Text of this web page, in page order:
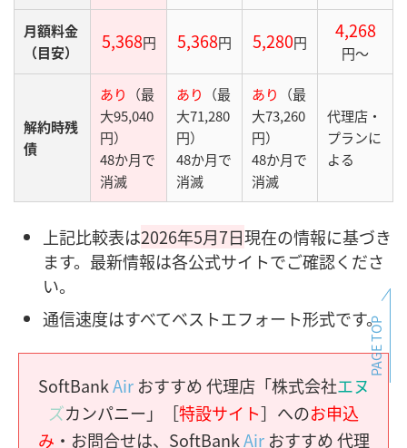
月額料金
（目安）
5,368円 5,368円 5,280円
4,268
円〜
解約時残
債
あり
（最
大95,040
円）
48か月で
消滅
あり
（最
大71,280
円）
48か月で
消滅
あり
（最
大73,260
円）
48か月で
消滅
代理店・
プランに
よる
上記比較表は2026年5月7日現在の情報に基づき
ます。最新情報は各公式サイトでご確認くださ
い。
通信速度はすべてベストエフォート形式です。
SoftBankAirおすすめ 代理店「株式会社エヌ
ズカンパニー」［特設サイト］へのお申込
み ・お問合せは、SoftBankAirおすすめ 代理
PAGE TOP